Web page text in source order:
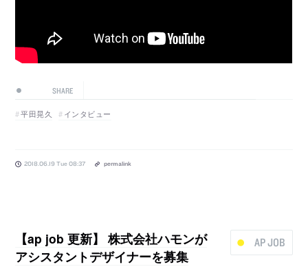
SHARE
平田晃久 インタビュー
2018.06.19 Tue 08:37 permalink
AP JOB
【ap job 更新】 株式会社ハモンが
アシスタントデザイナーを募集